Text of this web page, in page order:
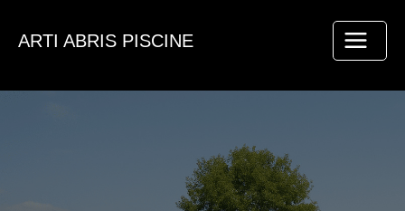
ARTI ABRIS PISCINE